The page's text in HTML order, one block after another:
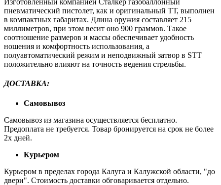
Изготовленный компанией Сталкер газобаллонный
пневматический пистолет, как и оригинальный ТТ, выполнен
в компактных габаритах. Длина оружия составляет 215
миллиметров, при этом весит оно 900 граммов. Такое
соотношение размеров и массы обеспечивает удобность
ношения и комфортность использования, а
полуавтоматический режим и неподвижный затвор в STT
положительно влияют на точность ведения стрельбы.
ДОСТАВКА:
Самовывоз
Самовывоз из магазина осуществляется бесплатно.
Предоплата не требуется. Товар бронируется на срок не более
2х дней.
Курьером
Курьером в пределах города Калуга и Калужской области, "до
двери". Стоимость доставки обговаривается отдельно.